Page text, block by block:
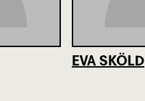
EVA SKÖLD